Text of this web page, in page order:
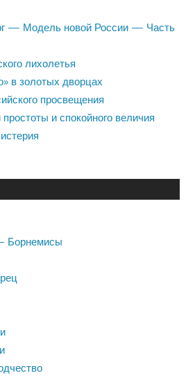
— Модель новой России — Часть
лихолетья
в золотых дворцах
просвещения
и спокойного величия
Борнемисы